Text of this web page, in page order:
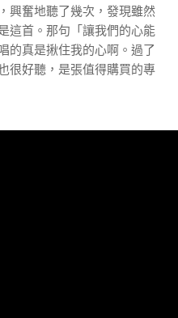
興奮地聽了幾次，發現雖然
這首。那句「讓我們的心能
真是揪住我的心啊。過了
很好聽，是張值得購買的專